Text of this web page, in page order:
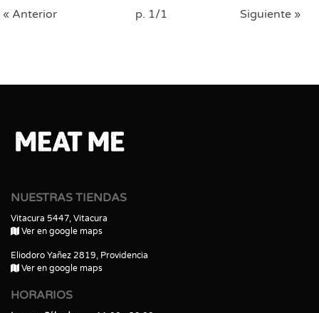
« Anterior p. 1/1 Siguiente »
NUESTRAS TIENDAS
Vitacura 5447, Vitacura
Ver en google maps
Eliodoro Yañez 2819, Providencia
Ver en google maps
HORARIOS